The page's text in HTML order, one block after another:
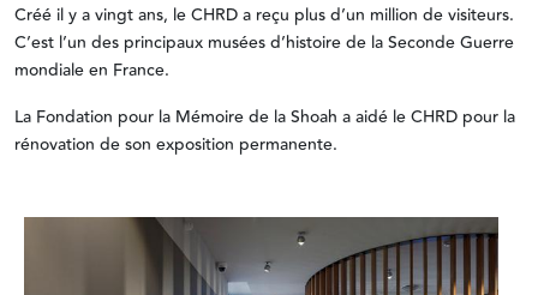
Créé il y a vingt ans, le CHRD a reçu plus d’un million de visiteurs.
C’est l’un des principaux musées d’histoire de la Seconde Guerre
mondiale en France.
La Fondation pour la Mémoire de la Shoah a aidé le CHRD pour la
rénovation de son exposition permanente.